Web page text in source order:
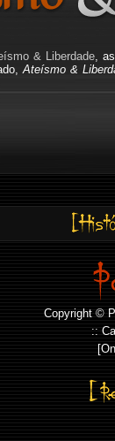
& Liberdade ,
Ateísmo &
Copyright ©
::